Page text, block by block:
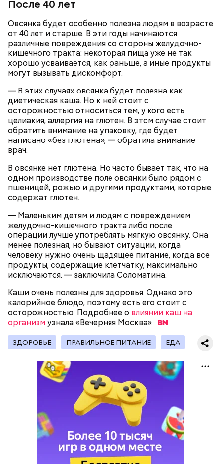
После 40 лет
Овсянка будет особенно полезна людям в возрасте
от 40 лет и старше. В эти годы начинаются
различные повреждения со стороны желудочно-
кишечного тракта: некоторая пища уже не так
хорошо усваивается, как раньше, а иные продукты
могут вызывать дискомфорт.
— В этих случаях овсянка будет полезна как
диетическая каша. Но к ней стоит с
осторожностью относиться тем, у кого есть
целиакия, аллергия на глютен. В этом случае стоит
обратить внимание на упаковку, где будет
написано «без глютена», — обратила внимание
врач.
В овсянке нет глютена. Но часто бывает так, что на
одном производстве поле овсянки было рядом с
пшеницей, рожью и другими продуктами, которые
содержат глютен.
— Маленьким детям и людям с повреждением
желудочно-кишечного тракта либо после
операции лучше употреблять мягкую овсянку. Она
менее полезная, но бывают ситуации, когда
человеку нужно очень щадящее питание, когда все
продукты, содержащие клетчатку, максимально
исключаются, — заключила Соломатина.
Каши очень полезны для здоровья. Однако это
калорийное блюдо, поэтому есть его стоит с
осторожностью. Подробнее о влиянии каш на
организмузнала «Вечерняя Москва».
ЗДОРОВЬЕ ПРАВИЛЬНОЕ ПИТАНИЕ ЕДА
День воздушных поцелуев отмечается с 1983 года.
В некоторых молодежных заведениях европейских
стран в этот праздник устраиваются
тематические вечеринки и флешмобы. Кроме того,
воздушный поцелуй близкому человеку через
социальные сети и мессенджеры.
Праздник любви
прошлое — во времена существования еврейской
традиции, когда девушки надевали белые платья и
водили хороводы в виноградниках, а юноши
искали себе невест.
День «Счастье случается» был инициирован
Тайным обществом счастливых людей, чтобы
напомнить людям, что счастье на самом деле
кроется в мелочах. Отпраздновать этот день
можно, поделившись с другими людьми
счастливыми моментами из своей жизни.